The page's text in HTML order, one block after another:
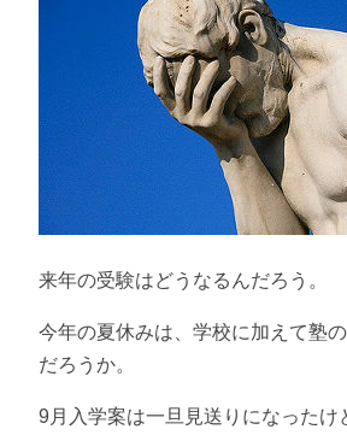
来年の受験はどうなるんだろう。
今年の夏休みは、学校に加えて塾
だろうか。
9月入学案は一旦見送りになった